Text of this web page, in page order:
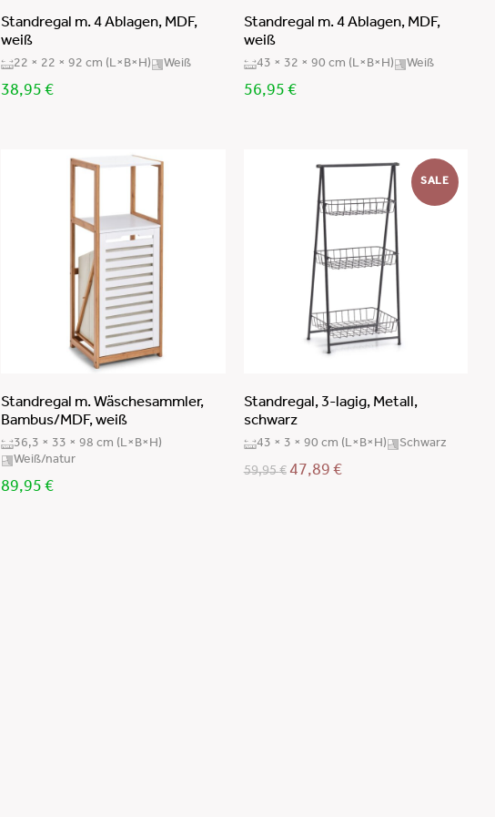
Standregal m. 4 Ablagen, MDF,
weiß
22 × 22 × 92 cm (L×B×H) Weiß
38,95€
Standregal m. 4 Ablagen, MDF,
weiß
43 × 32 × 90 cm (L×B×H) Weiß
56,95 €
Standregal m. Wäschesammler,
Bambus/MDF, weiß
36,3 × 33 × 98 cm (L×B×H)
Weiß/natur
89,95€
SALE
Standregal, 3-lagig, Metall,
schwarz
43 × 3 × 90 cm (L×B×H) Schwarz
59,95€ 47,89 €